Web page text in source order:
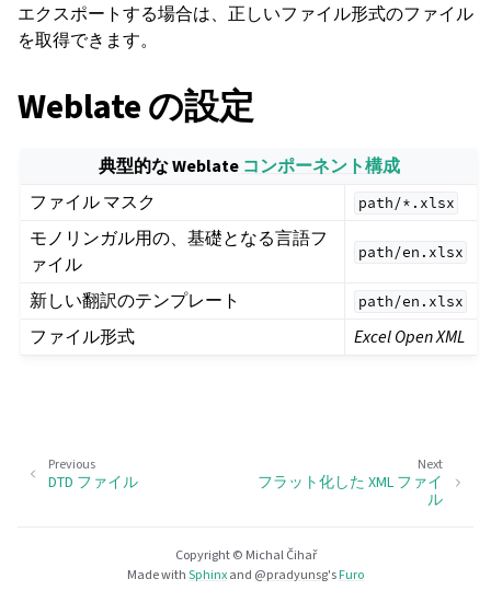
エクスポートする場合は、正しいファイル形式のファイル
を取得できます。
Weblate の設定
典型的な Weblate コンポーネント構成
ファイル マスク
path/*.xlsx
モノリンガル用の、基礎となる言語フ
ァイル
path/en.xlsx
新しい翻訳のテンプレート path/en.xlsx
ファイル形式 Excel Open XML
Next
フラット化した XML ファイ
ル
Previous
DTD ファイル
Copyright © Michal Čihař
Made withSphinxand @pradyunsg'sFuro